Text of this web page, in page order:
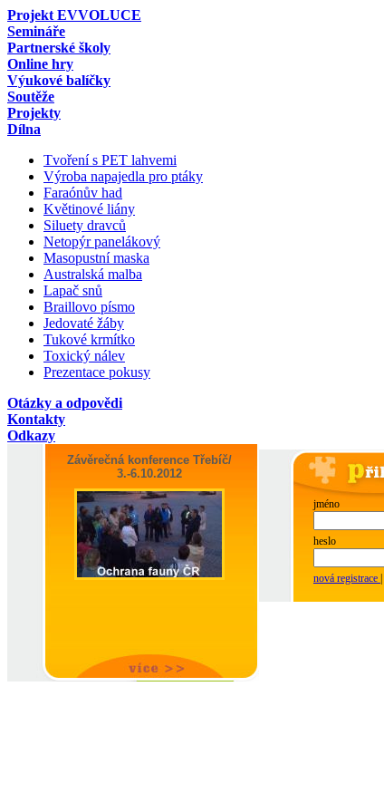
Projekt EVVOLUCE
Semináře
Partnerské školy
Online hry
Výukové balíčky
Soutěže
Projekty
Dílna
Tvoření s PET lahvemi
Výroba napajedla pro ptáky
Faraónův had
Květinové liány
Siluety dravců
Netopýr panelákový
Masopustní maska
Australská malba
Lapač snů
Braillovo písmo
Jedovaté žáby
Tukové krmítko
Toxický nálev
Prezentace pokusy
Otázky a odpovědi
Kontakty
Odkazy
Závěrečná konference Třebíč/
3.-6.10.2012
jméno
heslo
nová registrace